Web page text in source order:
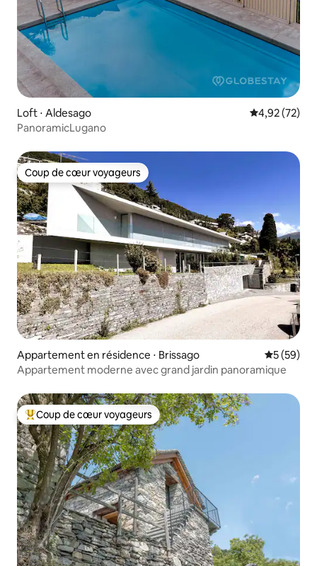
Loft ⋅ Aldesago Évaluation
4,92 (72)
PanoramicLugano
Coup de cœur voyageurs
Coup de cœur voyageurs
Appartement en résidence ⋅ Brissago
5 (59)
Appartement moderne avec grand jardin panoramique
Coups de cœur voyageurs les plus appréciés
Coup de cœur voyageurs